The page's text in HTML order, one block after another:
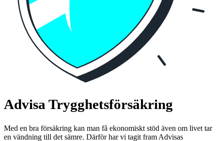
Advisa Trygghetsförsäkring
Med en bra försäkring kan man få ekonomiskt stöd även om livet tar
en vändning till det sämre. Därför har vi tagit fram Advisas